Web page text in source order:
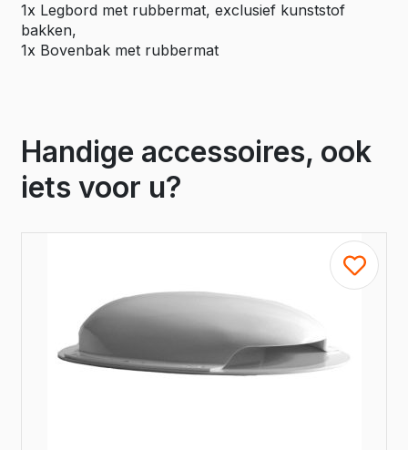
1x Legbord met rubbermat, exclusief kunststof
bakken,
1x Bovenbak met rubbermat
Handige accessoires, ook
iets voor u?